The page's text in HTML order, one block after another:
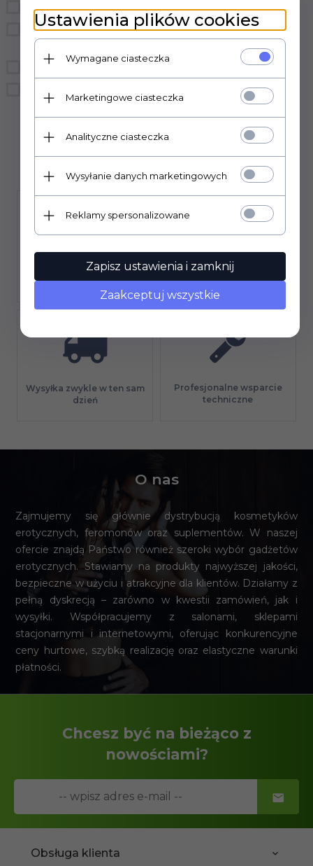
BDSM
Prezerwatywy
hurtownia
Bielizna
Śmieszne
LoveStim
LSDI
medica-group
MedTime
Sexual Health Series
Gwarancja jakości Długi termin płatności
Wysyłka zwykle w ten sam
dzień
Profesjonalne wsparcie
techniczne
O nas
Zajmujemy się głównie dystrybucją kosmetyków
erotycznych, feromonów oraz suplementów. W naszej
ofercie znajdą Państwo również szeroki wybór gadżetów
erotycznych. Stawiamy na produkty najwyższej jakości,
bezpieczne w użyciu i atrakcyjne dla klientów. Działamy z
pełną dyskrecją – zarówno w kwestii zamówień, jak i
wysyłki. Współpracujemy z salonami, sklepami
stacjonarnymi i internetowymi, oferując konkurencyjne
ceny hurtowe, szybką realizację oraz elastyczne warunki
płatności.
Chcesz być na bieżąco z
nowościami?
Obsługa klienta
Ustawienia plików cookies
Wymagane ciasteczka
Marketingowe ciasteczka
Analityczne ciasteczka
Wysyłanie danych marketingowych
Reklamy spersonalizowane
Zapisz ustawienia i zamknij
Zaakceptuj wszystkie